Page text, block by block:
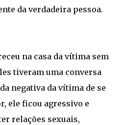
da verdadeira pessoa.
na casa da vítima sem
tiveram uma conversa
negativa da vítima de se
ele ficou agressivo e
relações sexuais,